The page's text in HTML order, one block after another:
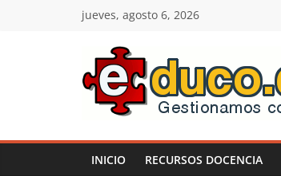
jueves, agosto 6, 2026
E-
duco:
INICIO RECURSOS DOCENCIA